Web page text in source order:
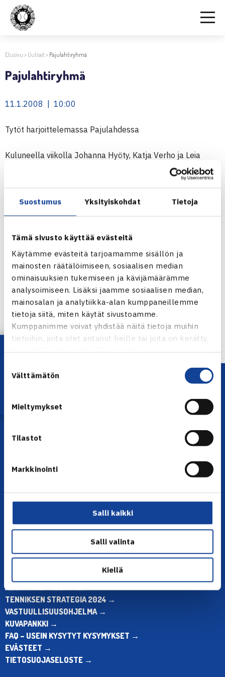
Suostumus Yksityiskohdat Tietoja
Tämä sivusto käyttää evästeitä
Käytämme evästeitä tarjoamamme sisällön ja
mainosten räätälöimiseen, sosiaalisen median
ominaisuuksien tukemiseen ja kävijämäärämme
analysoimiseen. Lisäksi jaamme sosiaalisen median,
mainosalan ja analytiikka-alan kumppaneillemme
tietoja siitä, miten käytät sivustoamme.
Kumppanimme voivat yhdistää näitä tietoja muihin
tietoihin, joita olet antanut heille tai joita on kerätty,
kun olet käyttänyt heidän palvelujaan.
valinta
Välttämätön
Mieltymykset
Tilastot
Markkinointi
Salli kaikki
Salli valinta
Kiellä
Etusivu > Uutiset> Pajulahtiryhmä
Pajulahtiryhmä
11.1.2008 | 10:00
Tytöt harjoittelemassa Pajulahdessa
Kuluneella viikolla Johanna Hyöty, Katja Verho ja Leia
Kaukonen ovat harjoitelleet Pajulahtiryhmän mukana.
Katja loukkaantui lievästi tiistaina ja Leia tuli hänen
tilalleen harjoittelemaan. Tytöt ovat
osalta.
Jaa:
← Edellinen
Seuraava uutinen: Nieminen 24.sijoitettu
Australiassa… →
Lataa OmaTennis!
Olympiastadion, Paavo Nurmen tie 1, 00250 Helsinki
Muina aikoina olkaa yhteydessä
KAIKKI YHTEYSTIEDOT →
ALOITA KILPAILEMINEN →
TENNIKSEN STRATEGIA 2024 →
VASTUULLISUUSOHJELMA →
KUVAPANKKI →
FAQ – USEIN KYSYTYT KYSYMYKSET →
EVÄSTEET →
TIETOSUOJASELOSTE →